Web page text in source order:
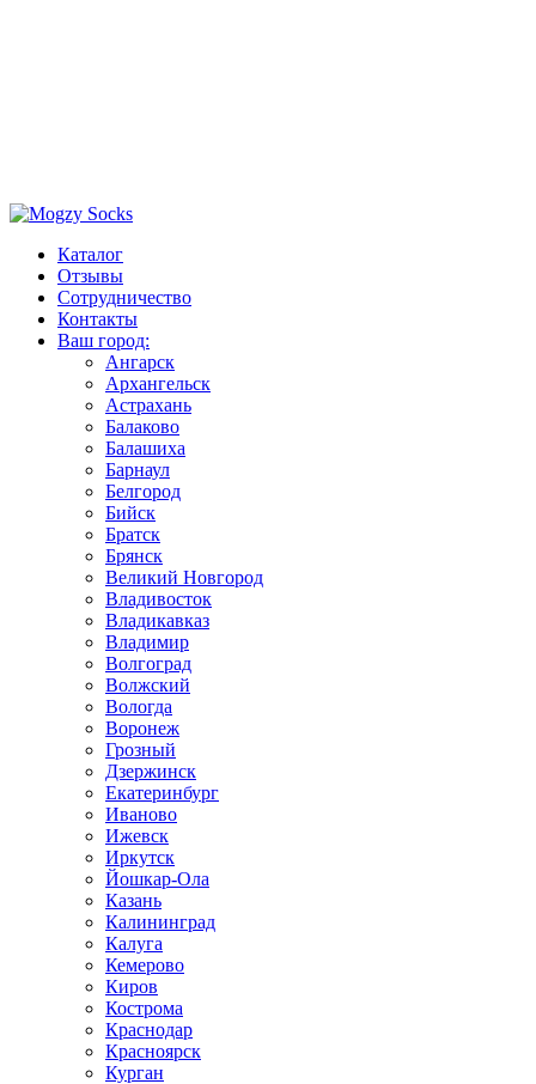
Каталог
Отзывы
Сотрудничество
Контакты
Ваш город:
Ангарск
Архангельск
Астрахань
Балаково
Балашиха
Барнаул
Белгород
Бийск
Братск
Брянск
Великий Новгород
Владивосток
Владикавказ
Владимир
Волгоград
Волжский
Вологда
Воронеж
Грозный
Дзержинск
Екатеринбург
Иваново
Ижевск
Иркутск
Йошкар-Ола
Казань
Калининград
Калуга
Кемерово
Киров
Кострома
Краснодар
Красноярск
Курган